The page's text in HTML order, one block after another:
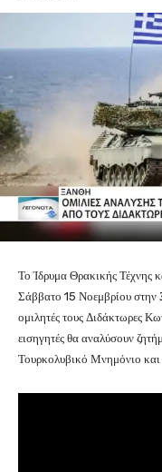
Το Ίδρυμα Θρακικής Τέχνης
Σάββατο 15 Νοεμβρίου στην
ομιλητές τους Διδάκτωρες
εισηγητές θα αναλύσουν
Τουρκολυβικό Μνημόνιο και